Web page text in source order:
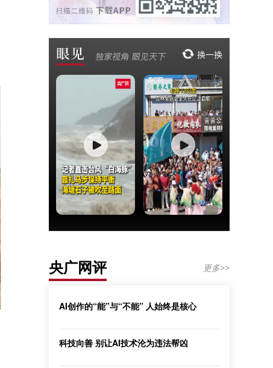
央广网评 更多>>
AI创作的“能”与“不能” 人始终是核心
科技向善 别让AI技术沦为违法帮凶